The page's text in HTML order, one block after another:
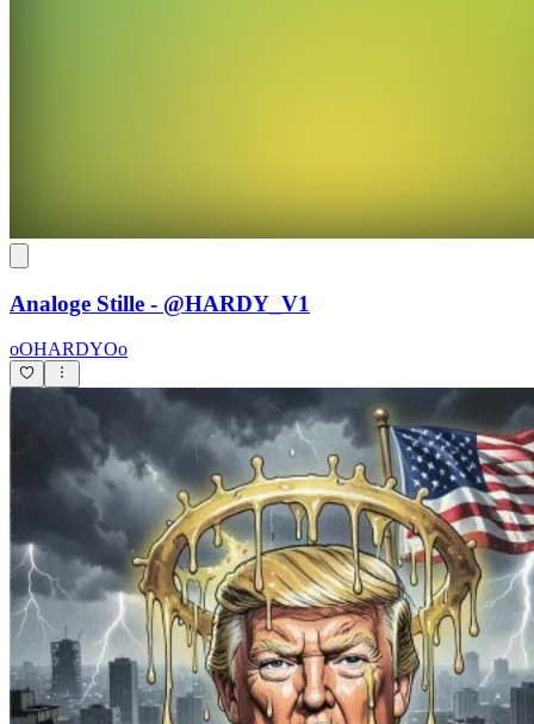
Analoge Stille - @HARDY_V1
oOHARDYOo